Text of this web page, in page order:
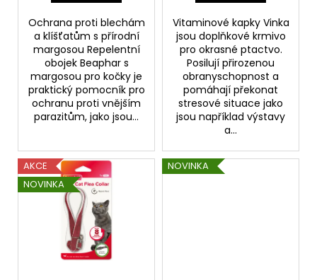
Ochrana proti blechám
a klíšťatům s přírodní
margosou Repelentní
obojek Beaphar s
margosou pro kočky je
praktický pomocník pro
ochranu proti vnějším
parazitům, jako jsou...
Vitaminové kapky Vinka
jsou doplňkové krmivo
pro okrasné ptactvo.
Posilují přirozenou
obranyschopnost a
pomáhají překonat
stresové situace jako
jsou například výstavy
a...
AKCE
NOVINKA
NOVINKA
KAPSIČKA
KATTOVIT
URINARY